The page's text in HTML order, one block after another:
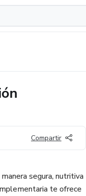
Compartir
segura, nutritiva
te ofrece